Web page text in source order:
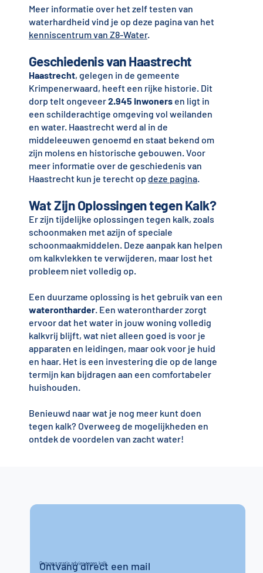
Meer informatie over het zelf testen van
waterhardheid vind je op deze pagina van het
kenniscentrum van Z8-Water.
Geschiedenis van Haastrecht
Haastrecht, gelegen in de gemeente
Krimpenerwaard, heeft een rijke historie. Dit
dorp telt ongeveer2.945 inwonersen ligt in
een schilderachtige omgeving vol weilanden
en water. Haastrecht werd al in de
middeleeuwen genoemd en staat bekend om
zijn molens en historische gebouwen. Voor
meer informatie over de geschiedenis van
Haastrecht kun je terecht op deze pagina.
Wat Zijn Oplossingen tegen Kalk?
Er zijn tijdelijke oplossingen tegen kalk, zoals
schoonmaken met azijn of speciale
schoonmaakmiddelen. Deze aanpak kan helpen
om kalkvlekken te verwijderen, maar lost het
probleem niet volledig op.
Een duurzame oplossing is het gebruik van een
waterontharder. Een waterontharder zorgt
ervoor dat het water in jouw woning volledig
kalkvrij blijft, wat niet alleen goed is voor je
apparaten en leidingen, maar ook voor je huid
en haar. Het is een investering die op de lange
termijn kan bijdragen aan een comfortabeler
huishouden.
Benieuwd naar wat je nog meer kunt doen
tegen kalk? Overweeg de mogelijkheden en
ontdek de voordelen van zacht water!
Ontvang gratis advies tegen kalk
Ontvang direct een mail